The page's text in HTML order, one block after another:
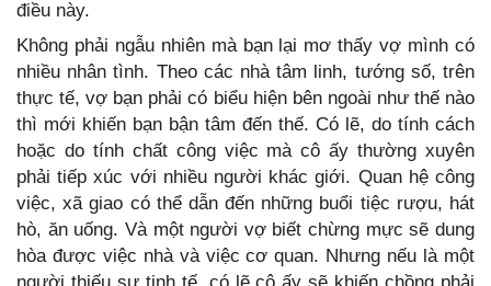
điều này.
Không phải ngẫu nhiên mà bạn lại mơ thấy vợ mình có
nhiều nhân tình. Theo các nhà tâm linh, tướng số, trên
thực tế, vợ bạn phải có biểu hiện bên ngoài như thế nào
thì mới khiến bạn bận tâm đến thế. Có lẽ, do tính cách
hoặc do tính chất công việc mà cô ấy thường xuyên
phải tiếp xúc với nhiều người khác giới. Quan hệ công
việc, xã giao có thể dẫn đến những buổi tiệc rượu, hát
hò, ăn uống. Và một người vợ biết chừng mực sẽ dung
hòa được việc nhà và việc cơ quan. Nhưng nếu là một